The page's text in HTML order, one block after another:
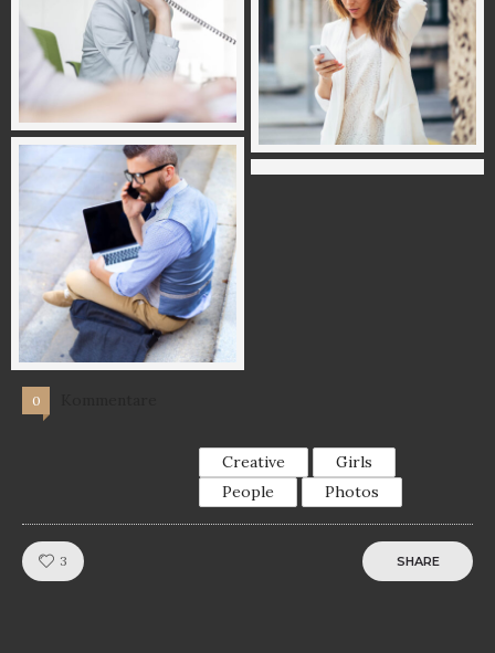
0
Creative
Girls
People
Photos
3 Like! SHARE